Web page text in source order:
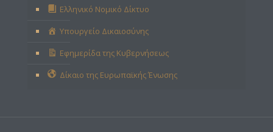
Ελληνικό Νομικό Δίκτυο
Υπουργείο Δικαιοσύνης
Εφημερίδα της Κυβερνήσεως
Δίκαιο της Ευρωπαϊκής Ένωσης